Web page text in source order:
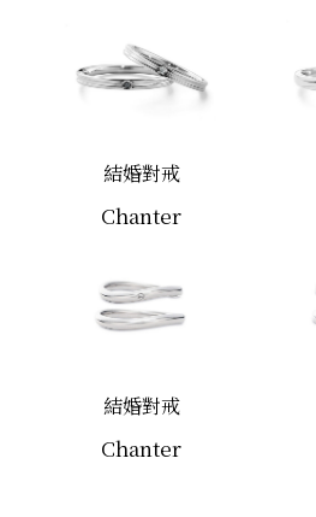
結婚對戒
Chanter
結婚對戒
Chanter